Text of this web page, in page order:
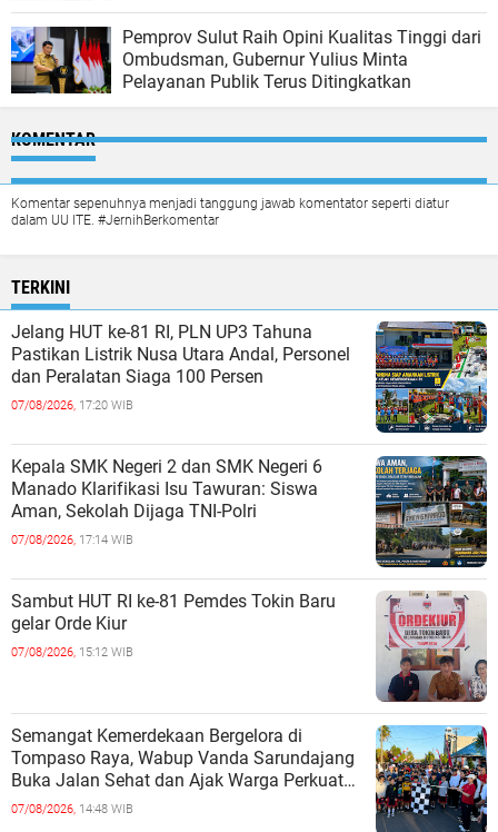
Pemprov Sulut Raih Opini Kualitas Tinggi dari
Ombudsman, Gubernur Yulius Minta
Pelayanan Publik Terus Ditingkatkan
KOMENTAR
Komentar sepenuhnya menjadi tanggung jawab komentator seperti diatur
dalam UU ITE. #JernihBerkomentar
TERKINI
Jelang HUT ke-81 RI, PLN UP3 Tahuna
Pastikan Listrik Nusa Utara Andal, Personel
dan Peralatan Siaga 100 Persen
07/08/2026, 17:20 WIB
Kepala SMK Negeri 2 dan SMK Negeri 6
Manado Klarifikasi Isu Tawuran: Siswa
Aman, Sekolah Dijaga TNI-Polri
07/08/2026, 17:14 WIB
Sambut HUT RI ke-81 Pemdes Tokin Baru
gelar Orde Kiur
07/08/2026, 15:12 WIB
Semangat Kemerdekaan Bergelora di
Tompaso Raya, Wabup Vanda Sarundajang
Buka Jalan Sehat dan Ajak Warga Perkuat
Persatuan
07/08/2026, 14:48 WIB